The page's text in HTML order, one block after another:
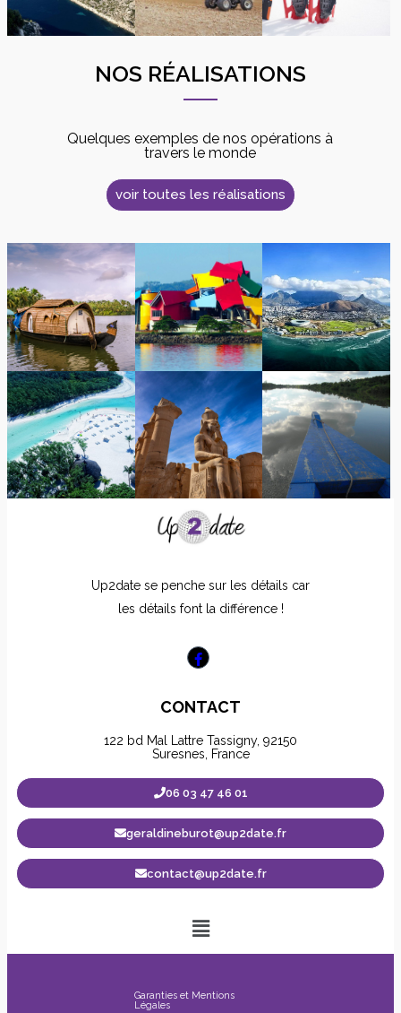
NOS RÉALISATIONS
Quelques exemples de nos opérations à
travers le monde
voir toutes les réalisations
Up2date se penche sur les détails car
les détails font la différence !
CONTACT
122 bd Mal Lattre Tassigny, 92150
Suresnes, France
06 03 47 46 01
geraldineburot@up2date.fr
contact@up2date.fr
Garanties et Mentions
Légales